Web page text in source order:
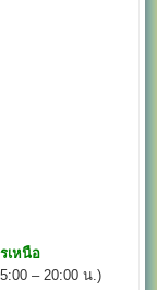
เหนือ
– 20:00 น.)